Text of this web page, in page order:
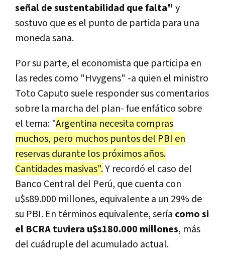
señal de sustentabilidad que falta" y
sostuvo que es el punto de partida para una
moneda sana.
Por su parte, el economista que participa en
las redes como "Hvygens" -a quien el ministro
Toto Caputo suele responder sus comentarios
sobre la marcha del plan- fue enfático sobre
el tema: "Argentina necesita compras
muchos, pero muchos puntos del PBI en
reservas durante los próximos años.
Cantidades masivas".Y recordó el caso del
Banco Central del Perú, que cuenta con
u$s89.000 millones, equivalente a un 29% de
su PBI. En términos equivalente, sería como si
el BCRA tuviera u$s180.000 millones, más
del cuádruple del acumulado actual.